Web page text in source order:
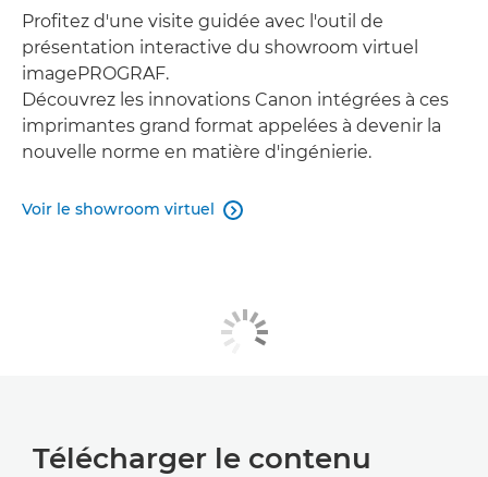
Profitez d'une visite guidée avec l'outil de
présentation interactive du showroom virtuel
imagePROGRAF.
Découvrez les innovations Canon intégrées à ces
imprimantes grand format appelées à devenir la
nouvelle norme en matière d'ingénierie.
Voir le showroom virtuel 
Télécharger le contenu